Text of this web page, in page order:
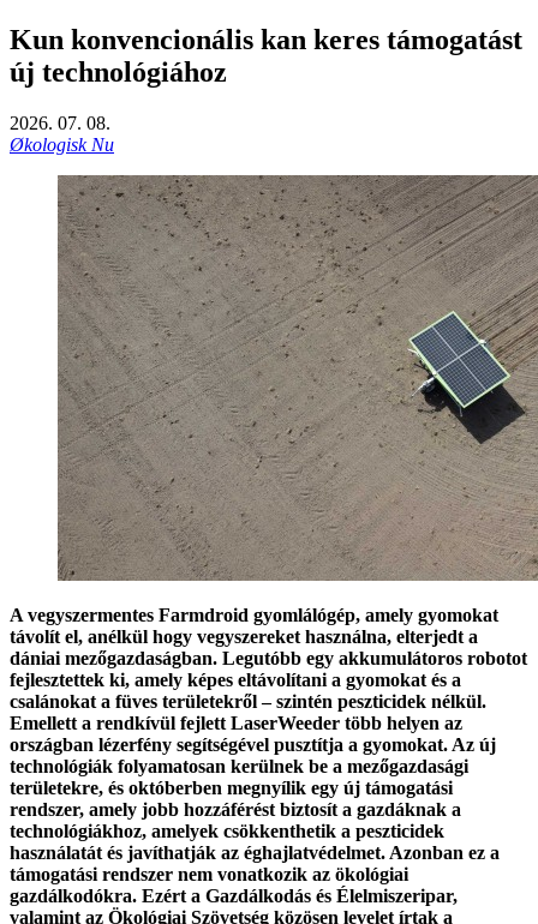
Kun konvencionális kan keres támogatást
új technológiához
2026. 07. 08.
Økologisk Nu
A vegyszermentes Farmdroid gyomlálógép, amely gyomokat
távolít el, anélkül hogy vegyszereket használna, elterjedt a
dániai mezőgazdaságban. Legutóbb egy akkumulátoros robotot
fejlesztettek ki, amely képes eltávolítani a gyomokat és a
csalánokat a füves területekről – szintén peszticidek nélkül.
Emellett a rendkívül fejlett LaserWeeder több helyen az
országban lézerfény segítségével pusztítja a gyomokat. Az új
technológiák folyamatosan kerülnek be a mezőgazdasági
területekre, és októberben megnyílik egy új támogatási
rendszer, amely jobb hozzáférést biztosít a gazdáknak a
technológiákhoz, amelyek csökkenthetik a peszticidek
használatát és javíthatják az éghajlatvédelmet. Azonban ez a
támogatási rendszer nem vonatkozik az ökológiai
gazdálkodókra. Ezért a Gazdálkodás és Élelmiszeripar,
valamint az Ökológiai Szövetség közösen levelet írtak a